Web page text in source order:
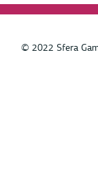
© 2022 Sfera